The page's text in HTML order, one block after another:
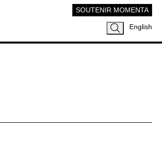
SOUTENIR MOMENTA
English